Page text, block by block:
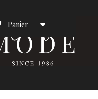
Panier